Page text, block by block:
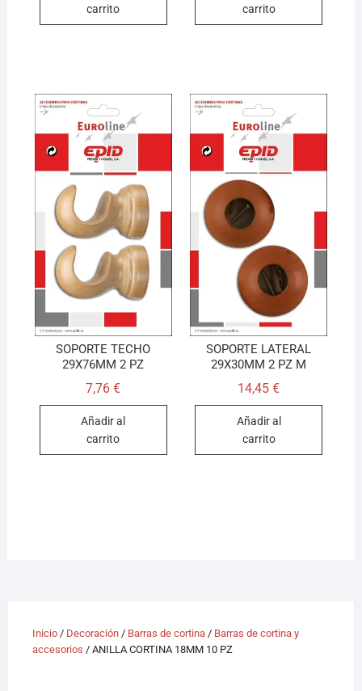
carrito
carrito
SOPORTE TECHO
29X76MM 2 PZ
7,76€
Añadir al
carrito
SOPORTE LATERAL
29X30MM 2 PZ M
14,45€
Añadir al
carrito
Inicio/ Decoración/ Barras de cortina/ Barras de cortina y
accesorios / ANILLA CORTINA 18MM 10 PZ